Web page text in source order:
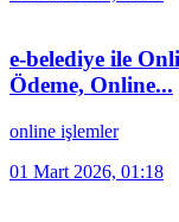
e-belediye ile
Ödeme, Online...
online işlemler
01 Mart 2026, 01:18